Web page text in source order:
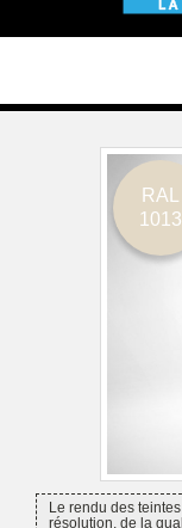
RAL
1013
Le rendu des
résolution, de la